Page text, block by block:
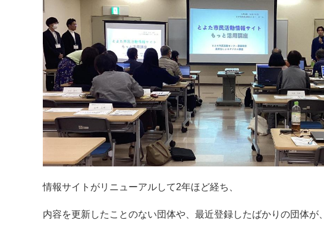
情報サイトがリニューアルして2年ほど経ち、
内容を更新したことのない団体や、最近登録したばかりの団体が、